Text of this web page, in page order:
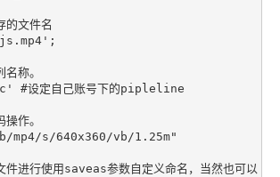
文件名
名称。
设定自己账号下的pipleline
操作。
mp4/s/640x360/vb/1.25m"
进行使用saveas参数自定义命名，当然也可以